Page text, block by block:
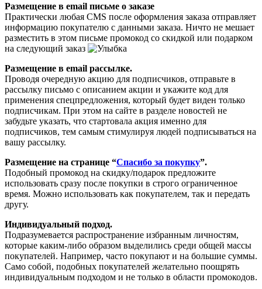
Размещение в email письме о заказе
Практически любая CMS после оформления заказа отправляет
информацию покупателю с данными заказа. Ничто не мешает
разместить в этом письме промокод со скидкой или подарком
на следующий заказ
Размещение в email рассылке.
Проводя очередную акцию для подписчиков, отправьте в
рассылку письмо с описанием акции и укажите код для
применения спецпредложения, который будет виден только
подписчикам. При этом на сайте в разделе новостей не
забудьте указать, что стартовала акция именно для
подписчиков, тем самым стимулируя людей подписываться на
вашу рассылку.
Размещение на странице “Спасибо за покупку”.
Подобный промокод на скидку/подарок предложите
использовать сразу после покупки в строго ограниченное
время. Можно использовать как покупателем, так и передать
другу.
Индивидуальный подход.
Подразумевается распространение избранным личностям,
которые каким-либо образом выделились среди общей массы
покупателей. Например, часто покупают и на большие суммы.
Само собой, подобных покупателей желательно поощрять
индивидуальным подходом и не только в области промокодов.